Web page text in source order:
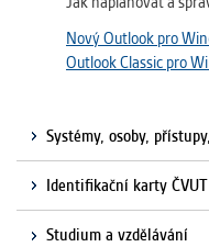
Nový Outlook pro
Outlook Classic pro
Systémy, osoby,
Identifikační karty ČVUT
Studium a vzdělávání